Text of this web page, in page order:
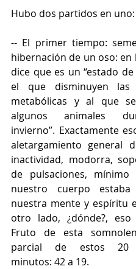
Hubo dos partidos en uno:
-- El primer tiempo:
hibernación de un oso: en
dice que es un “estado
el que disminuyen las
metabólicas y al que
algunos animales
invierno”. Exactamente
aletargamiento general
inactividad, modorra,
de pulsaciones, mínimo
nuestro cuerpo
nuestra mente y espíritu
otro lado, ¿dónde?,
Fruto de esta
parcial de estos 20
minutos: 42 a 19.